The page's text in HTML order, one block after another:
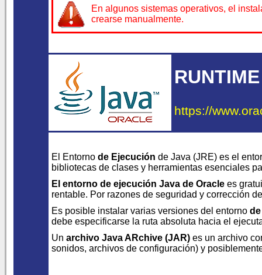
En algunos sistemas operativos, el
crearse manualmente.
https://
El Entorno de Ejecución de Java (JRE) es el
bibliotecas de clases y herramientas esenciales
El entorno de ejecución Java de Oracle es
rentable. Por razones de seguridad y corrección
Es posible instalar varias versiones del entorno
debe especificarse la ruta absoluta hacia el
Un archivo Java ARchive (JAR) es un archivo
sonidos, archivos de configuración) y